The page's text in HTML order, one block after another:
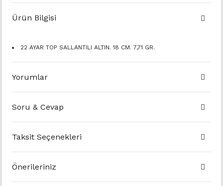
Ürün Bilgisi
22 AYAR TOP SALLANTILI ALTIN. 18 CM. 7,71 GR.
Yorumlar
Soru & Cevap
Taksit Seçenekleri
Önerileriniz